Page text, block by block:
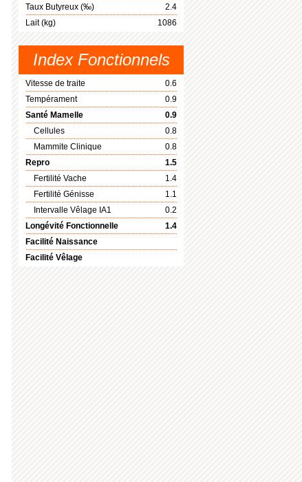
Taux Butyreux (‰)
2.4
Lait (kg)
1086
Index Fonctionnels
Vitesse de traite
0.6
Tempérament
0.9
Santé Mamelle
0.9
Cellules
0.8
Mammite Clinique
0.8
Repro
1.5
Fertilité Vache
1.4
Fertilité Génisse
1.1
Intervalle Vêlage IA1
0.2
Longévité Fonctionnelle
1.4
Facilité Naissance
Facilité Vêlage